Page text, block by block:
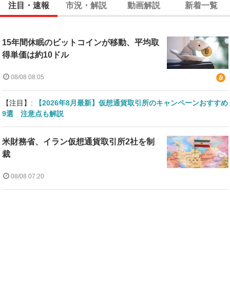
注目・速報 市況・解説 動画解説 新着一覧
15年間休眠のビットコインが移動、平均取
得単価は約10ドル
08/08 08:05
【注目】:
【2026年8月最新】仮想通貨取引所のキャンペーンおすすめ
9選 注意点も解説
米財務省、イラン仮想通貨取引所2社を制
裁
08/08 07:20